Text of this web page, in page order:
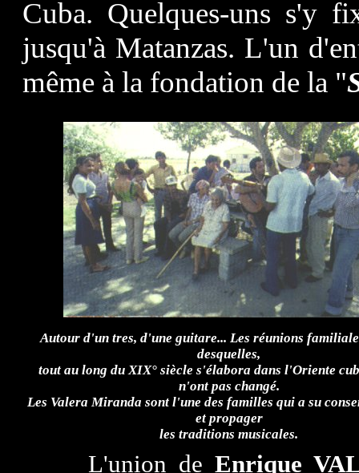
Cuba. Quelques-uns s'y
jusqu'à Matanzas. L'un
même à la fondation de la "
Autour d'un tres, d'une guitare... Les réunions
desquelles,
tout au long du XIX° siècle s'élabora dans l'Oriente
n'ont pas changé.
Les Valera Miranda sont l'une des familles qui a su
et propager
les traditions musicales.
L'union de Enrique